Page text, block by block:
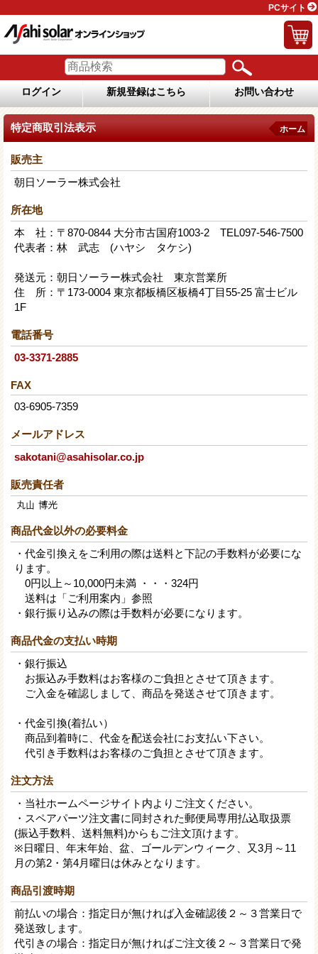
PCサイト
ログイン 新規登録はこちら お問い合わせ
特定商取引法表示 ホーム
販売主
朝日ソーラー株式会社
所在地
本 社：〒870-0844 大分市古国府1003-2 TEL097-546-7500
代表者：林 武志 (ハヤシ タケシ)
発送元：朝日ソーラー株式会社 東京営業所
住 所：〒173-0004 東京都板橋区板橋4丁目55-25 富士ビル
1F
電話番号
03-3371-2885
FAX
03-6905-7359
メールアドレス
sakotani@asahisolar.co.jp
販売責任者
商品代金以外の必要料金
・代金引換えをご利用の際は送料と下記の手数料が必要にな
ります。
0円以上～10,000円未満 ・・・324円
送料は「ご利用案内」参照
・銀行振り込みの際は手数料が必要になります。
商品代金の支払い時期
・銀行振込
お振込み手数料はお客様のご負担とさせて頂きます。
ご入金を確認しまして、商品を発送させて頂きます。
・代金引換(着払い）
商品到着時に、代金を配送会社にお支払い下さい。
代引き手数料はお客様のご負担とさせて頂きます。
注文方法
・当社ホームページサイト内よりご注文ください。
・スペアパーツ注文書に同封された郵便局専用払込取扱票
(振込手数料、送料無料)からもご注文頂けます。
※日曜日、年末年始、盆、ゴールデンウィーク、又3月～11
月の第2・第4月曜日は休みとなります。
商品引渡時期
前払いの場合：指定日が無ければ入金確認後２～３営業日で
発送致します。
代引きの場合：指定日が無ければご注文後２～３営業日で発